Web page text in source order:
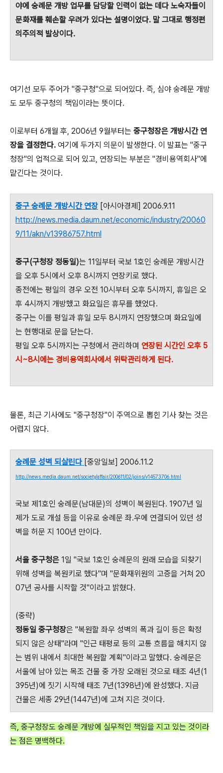
야에 숭례문 개방 업무를 담당할 인력이 없는 데다 노숙자들이
문화재를 훼손할 우려가 있다는 설명이었다. 말 그대로 행정편
의주의적 발상이다.
여기선 모두 주어가 "중구청"으로 되어있다. 즉, 심야 숭례문 개방
도 모두 중구청의 책임이라는 뜻이다.
이로부터 6개월 후, 2006년 9월부터는 중구청장은 개방시간 연
장을 결정한다. 여기에 두가지 의문이 발생한다. 이 발표는 "중구
청장"의 업적으로 되어 있고, 연장되는 부분은 "경비용역회사"에
맡긴다는 것이다.
중구 숭례문 개방시간 연장 [아시아경제] 2006.9.11
http://news.media.daum.net/economic/industry/20060
9/11/akn/v13986757.html
중구(구청장 정동일)는 11일부터 국보 1호인 숭례문 개방시간
을 오후 5시에서 오후 8시까지 연장키로 했다.
종전에는 평일의 경우 오전 10시부터 오후 5시까지, 휴일은 오
후 4시까지 개방했고 화요일은 휴무를 했었다.
중구는 이를 평일과 휴일 모두 8시까지 연장했으며 화요일에
는 현행대로 문을 닫는다.
평일 오후 5시까지는 구청에서 관리하며 연장된 시간인 오후 5
시~8시에는 경비용역회사에서 위탁관리하게 된다.
물론, 최근 기사에도 "중구청장"이 주역으로 뽑힌 기사 찾는 것은
어렵지 않다.
숭례문 성벽 되살린다 [중앙일보] 2006.11.2
http://news.media.daum.net/society/affair/200611/02/joins/v14573706.html
국보 제1호인 숭례문(남대문)의 성벽이 복원된다. 1907년 일
제가 도로 개설 등을 이유로 숭례문 좌.우에 연결되어 있던 성
벽을 허문 지 100년 만이다.
서울 중구청은 1일 "국보 1호인 숭례문의 원래 모습을 되찾기
위해 성벽을 복원키로 했다"며 "문화재위원의 고증을 거쳐 20
07년 공사를 시작할 것"이라고 밝혔다.
(중략)
정동일 중구청장은 "복원할 좌우 성벽의 폭과 길이 등은 확정
되지 않은 상태"라며 "인근 태평로 등의 교통 흐름을 해치지 않
는 범위 내에서 최대한 복원할 계획"이라고 말했다. 숭례문은
서울에 남아 있는 목조 건물 중 가장 오래된 것으로 태조 4년(1
395년)에 짓기 시작해 태조 7년(1398년)에 완성했다. 지금
건물은 세종 29년(1447년)에 고쳐 지은 것이다.
즉, 중구청장도 숭례문 개방에 실무적인 책임을 지고 있는 것이라
는 점은 명백하다.